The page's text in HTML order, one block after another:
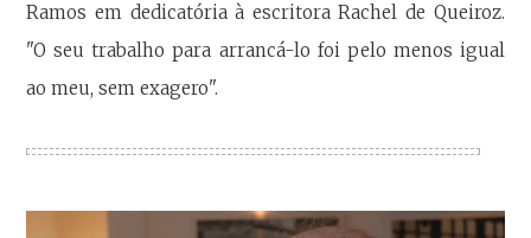
Ramos em dedicatória à escritora Rachel de Queiroz.
"O seu trabalho para arrancá-lo foi pelo menos igual
ao meu, sem exagero".